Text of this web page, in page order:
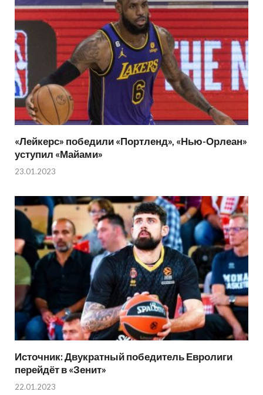
«Лейкерс» победили «Портленд», «Нью-Орлеан»
уступил «Майами»
23.01.2023
Источник: Двукратный победитель Евролиги
перейдёт в «Зенит»
22.01.2023